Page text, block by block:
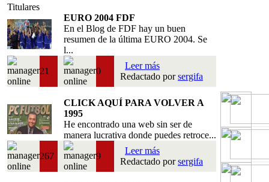
Titulares
EURO 2004 FDF
En el Blog de FDF hay un buen
resumen de la última EURO 2004. Se
l...
21 0
Leer más
Redactado porsergifa
CLICK AQUÍ PARA VOLVER A
1995
He encontrado una web sin ser de
manera lucrativa donde puedes retroce...
267 9
Leer más
Redactado porsergifa